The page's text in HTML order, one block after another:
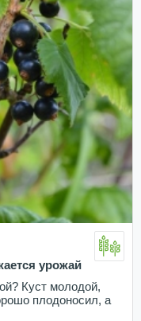
урожай
Куст молодой,
плодоносил, а